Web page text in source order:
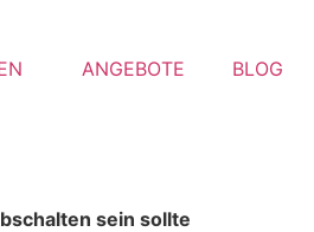
ANGEBOTE BLOG
sein sollte